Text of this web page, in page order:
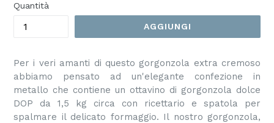
Quantità
AGGIUNGI
Per i veri amanti di questo gorgonzola extra cremoso
abbiamo pensato ad un'elegante confezione in
metallo che contiene un ottavino di gorgonzola dolce
DOP da 1,5 kg circa con ricettario e spatola per
spalmare il delicato formaggio. Il nostro gorgonzola,